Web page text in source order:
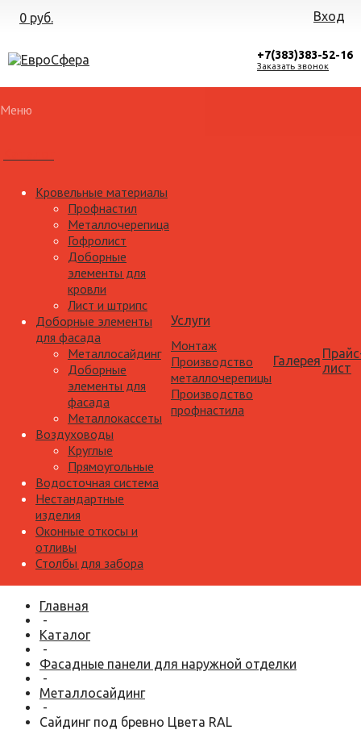
0 руб. Вход
+7(383)383-52-16
Заказать звонок
Меню
Кровельные материалы
Профнастил
Металлочерепица
Гофролист
Доборные
элементы для
кровли
Лист и штрипс
Доборные элементы
для фасада
Металлосайдинг
Доборные
элементы для
фасада
Металлокассеты
Воздуховоды
Круглые
Прямоугольные
Водосточная система
Нестандартные
изделия
Оконные откосы и
отливы
Столбы для забора
Услуги
Монтаж
Производство
металлочерепицы
Производство
профнастила
Галерея лист
Главная
-
Каталог
-
Фасадные панели для наружной отделки
-
Металлосайдинг
-
Сайдинг под бревно Цвета RAL